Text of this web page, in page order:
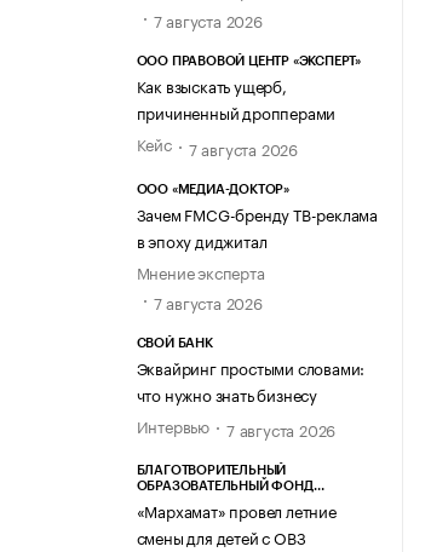
7 августа 2026
ООО ПРАВОВОЙ ЦЕНТР «ЭКСПЕРТ»
Как взыскать ущерб,
причиненный дропперами
Кейс
7 августа 2026
ООО «МЕДИА-ДОКТОР»
Зачем FMCG-бренду ТВ-реклама
в эпоху диджитал
Мнение эксперта
7 августа 2026
СВОЙ БАНК
Эквайринг простыми словами:
что нужно знать бизнесу
Интервью
7 августа 2026
БЛАГОТВОРИТЕЛЬНЫЙ
ОБРАЗОВАТЕЛЬНЫЙ ФОНД
«Мархамат» провел летние
смены для детей с ОВЗ